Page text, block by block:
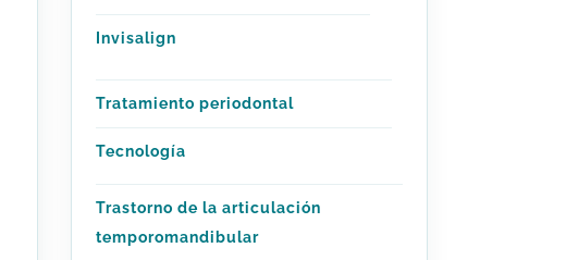
Invisalign
Tratamiento periodontal
Tecnología
Trastorno de la articulación
temporomandibular